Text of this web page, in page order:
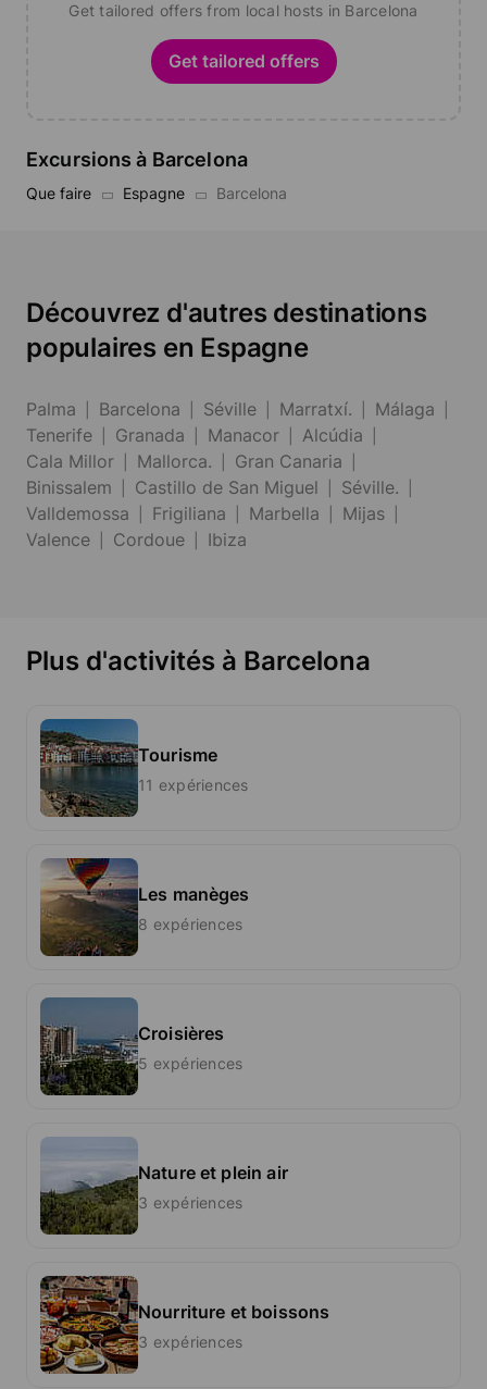
Get tailored offers from local hosts in Barcelona
Get tailored offers
Excursions à Barcelona
Que faire Espagne Barcelona
Découvrez d'autres destinations
populaires en Espagne
Palma Barcelona Séville Marratxí.
Málaga
Tenerife
Granada Manacor
Alcúdia
Cala Millor
Mallorca.
Gran Canaria
Binissalem
Castillo de San Miguel
Séville.
Valldemossa
Frigiliana Marbella
Mijas
Valence
Cordoue Ibiza
Plus d'activités à Barcelona
Tourisme
11 expériences
Les manèges
8 expériences
Croisières
5 expériences
Nature et plein air
3 expériences
Nourriture et boissons
3 expériences